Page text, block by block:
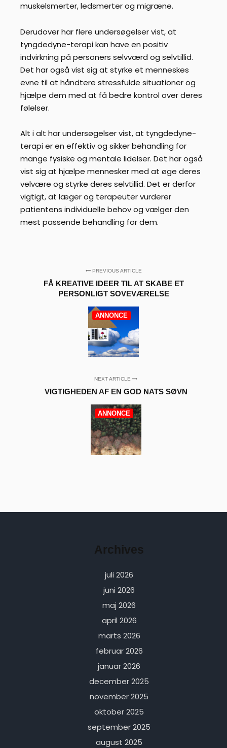
muskelsmerter, ledsmerter og migræne.
Derudover har flere undersøgelser vist, at
tyngdedyne-terapi kan have en positiv
indvirkning på personers selvværd og selvtillid.
Det har også vist sig at styrke et menneskes
evne til at håndtere stressfulde situationer og
hjælpe dem med at få bedre kontrol over deres
følelser.
Alt i alt har undersøgelser vist, at tyngdedyne-
terapi er en effektiv og sikker behandling for
mange fysiske og mentale lidelser. Det har også
vist sig at hjælpe mennesker med at øge deres
velvære og styrke deres selvtillid. Det er derfor
vigtigt, at læger og terapeuter vurderer
patientens individuelle behov og vælger den
mest passende behandling for dem.
PREVIOUS ARTICLE
FÅ KREATIVE IDEER TIL AT SKABE ET
PERSONLIGT SOVEVÆRELSE
ANNONCE
NEXT ARTICLE
VIGTIGHEDEN AF ​​EN GOD NATS SØVN
ANNONCE
Archives
juli 2026
juni 2026
maj 2026
april 2026
marts 2026
februar 2026
januar 2026
december 2025
november 2025
oktober 2025
september 2025
august 2025